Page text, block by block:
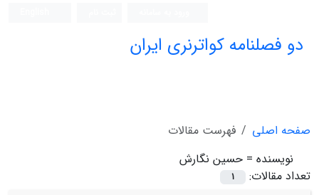
دو فصلنامه کواترنری ایران
صفحه اصلی
فهرست مقالات
نویسنده = حسین نگارش
تعداد مقالات:
1